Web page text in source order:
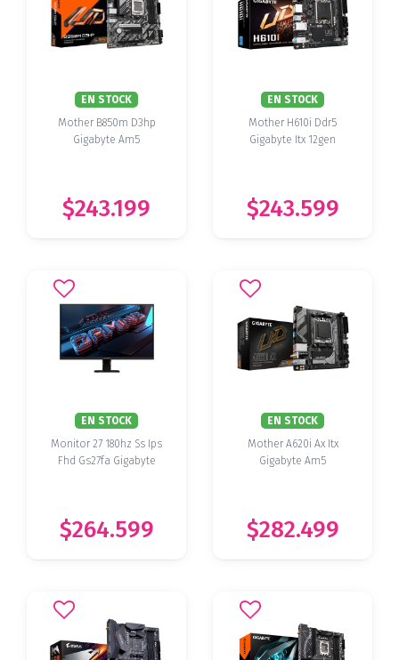
EN STOCK
Mother B850m D3hp
Gigabyte Am5
$243.199
EN STOCK
Mother H610i Ddr5
Gigabyte Itx 12gen
$243.599
EN STOCK
Monitor 27 180hz Ss Ips
Fhd Gs27fa Gigabyte
$264.599
EN STOCK
Mother A620i Ax Itx
Gigabyte Am5
$282.499